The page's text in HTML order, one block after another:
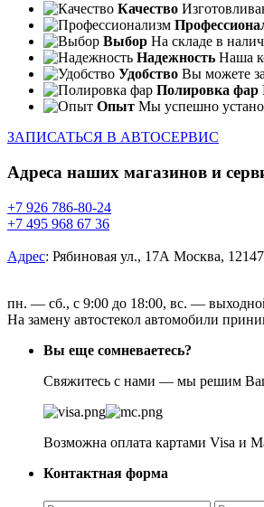
Качество
Выбор На складе в
Надежность Наша
Удобство Вы можете
Полировка фар
Опыт Мы успешно
ЗАПИСАТЬСЯ В АВТОСЕРВИС
Адреса наших магазинов и
+7 926 786-80-24
+7 495 968 67 36
Адрес: Рябиновая ул., 17А Москва,
пн. — сб., с 9:00 до 18:00, вс. —
На замену автостекол автомобили
Вы еще сомневаетесь?
Свяжитесь с нами — мы решим
Возможна оплата картами Visa и
Контактная форма